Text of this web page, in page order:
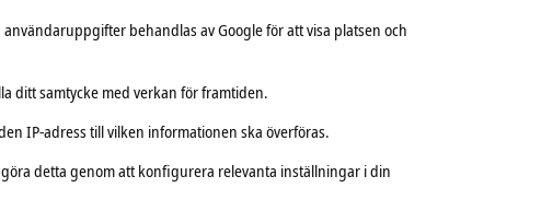
behandlas av Google för att visa platsen och
ditt samtycke med verkan för framtiden.
IP-adress till vilken informationen ska överföras.
detta genom att konfigurera relevanta inställningar i din